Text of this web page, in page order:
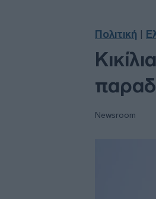
Πολιτική
Newsroom